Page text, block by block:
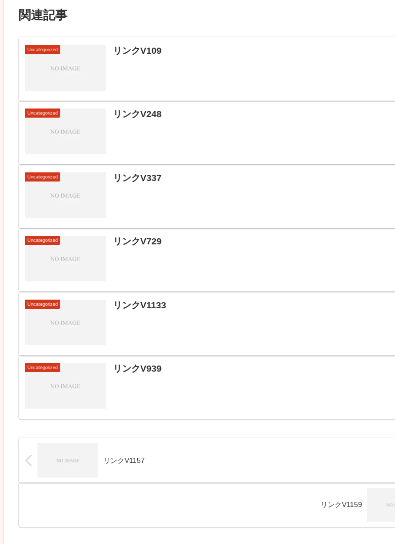
関連記事
Uncategorized リンクV109
Uncategorized リンクV248
Uncategorized リンクV337
Uncategorized リンクV729
Uncategorized リンクV1133
Uncategorized リンクV939
リンクV1157
リンクV1159